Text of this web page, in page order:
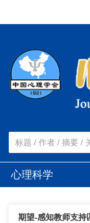
心理科学
期望-感知教师支持